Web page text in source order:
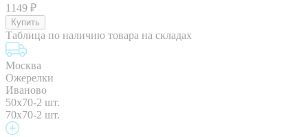
1149 ₽
Таблица по наличию товара на складах
Москва
Ожерелки
Иваново
50x70-2 шт.
70x70-2 шт.